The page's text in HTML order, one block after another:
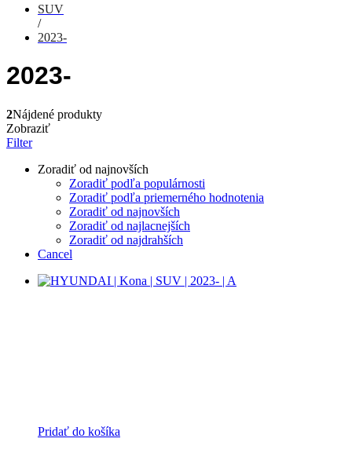
SUV
/
2023-
2023-
2Nájdené produkty
Zobraziť
Filter
Zoradiť od najnovších
Zoradiť podľa populárnosti
Zoradiť podľa priemerného hodnotenia
Zoradiť od najnovších
Zoradiť od najlacnejších
Zoradiť od najdrahších
Cancel
Pridať do košíka